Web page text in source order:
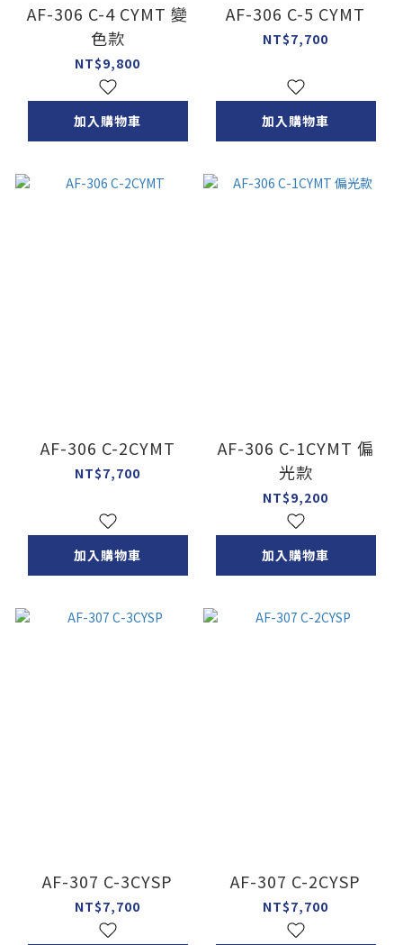
AF-306 C-4 CYMT 變
色款
NT$9,800
加入購物車
AF-306 C-5 CYMT
NT$7,700
加入購物車
AF-306 C-2CYMT
NT$7,700
加入購物車
AF-306 C-1CYMT 偏
光款
NT$9,200
加入購物車
AF-307 C-3CYSP
NT$7,700
AF-307 C-2CYSP
NT$7,700